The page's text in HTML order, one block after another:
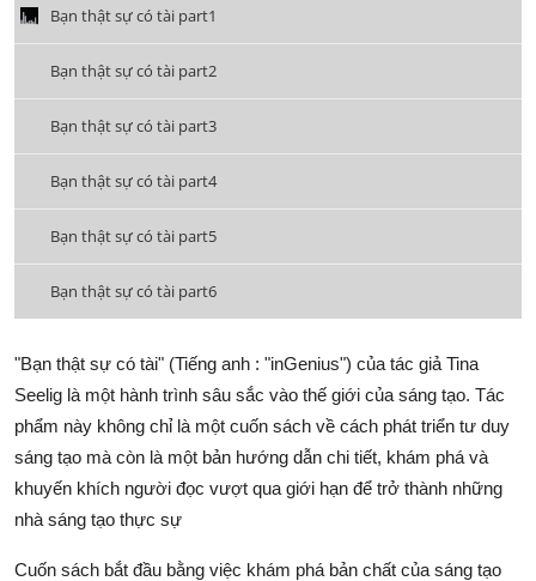
Bạn thật sự có tài part1
Bạn thật sự có tài part2
Bạn thật sự có tài part3
Bạn thật sự có tài part4
Bạn thật sự có tài part5
Bạn thật sự có tài part6
"Bạn thật sự có tài" (Tiếng anh : "inGenius") của tác giả Tina
Seelig là một hành trình sâu sắc vào thế giới của sáng tạo. Tác
phẩm này không chỉ là một cuốn sách về cách phát triển tư duy
sáng tạo mà còn là một bản hướng dẫn chi tiết, khám phá và
khuyến khích người đọc vượt qua giới hạn để trở thành những
nhà sáng tạo thực sự
Cuốn sách bắt đầu bằng việc khám phá bản chất của sáng tạo